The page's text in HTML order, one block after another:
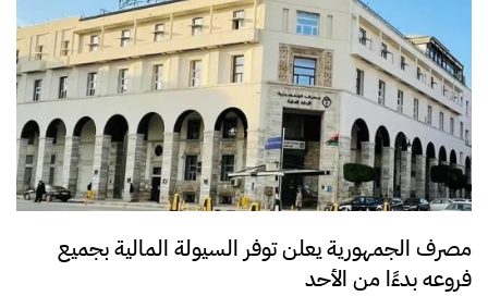
مصرف الجمهورية يعلن توفر السيولة المالية بجميع
فروعه بدءًا من الأحد